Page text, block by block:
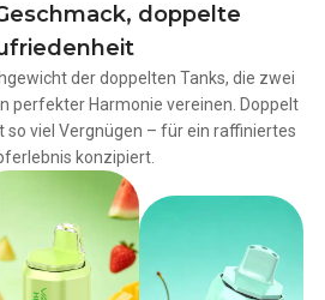
doppelte
der doppelten Tanks, die zwei
perfekter Harmonie vereinen. Doppelt
so viel Vergnügen – für ein raffiniertes
konzipiert.